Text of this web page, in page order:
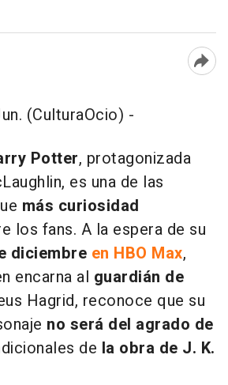
(CulturaOcio) -
Potter, protagonizada
es una de las
más curiosidad
los fans. A la espera de su
diciembre en HBO Max,
encarna al guardián de
Hagrid, reconoce que su
no será del agrado de
de la obra de J. K.